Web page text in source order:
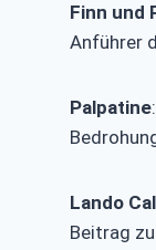
Finn und
Anführer
Palpatine
Lando
Beitrag